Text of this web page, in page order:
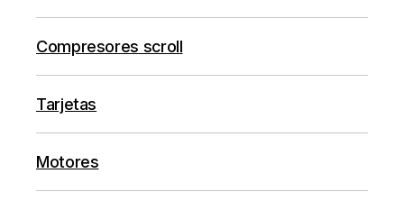
Compresores scroll
Tarjetas
Motores